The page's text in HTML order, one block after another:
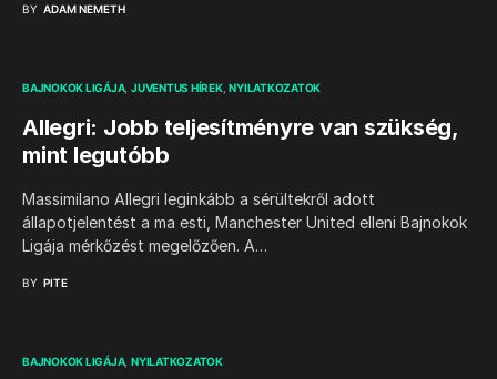
BY ADAM NEMETH
BAJNOKOK LIGÁJA JUVENTUS HÍREK NYILATKOZATOK
Allegri: Jobb teljesítményre van szükség,
mint legutóbb
Massimilano Allegri leginkább a sérültekről adott
állapotjelentést a ma esti, Manchester United elleni Bajnokok
Ligája mérkőzést megelőzően. A…
BY PITE
BAJNOKOK LIGÁJA NYILATKOZATOK